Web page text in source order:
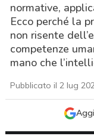
normative,
Ecco perché la
non risente
competenze
mano che
Pubblicato il 2 lug